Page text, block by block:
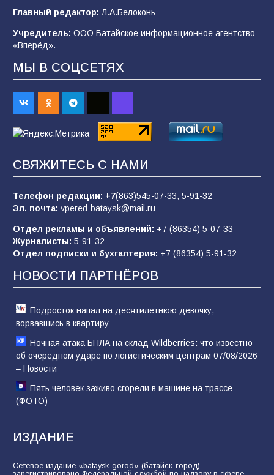
В Батайске продолжаются дорожные работы
98 04.08.2026
«Пургу нести — не поля переходить»: почему
заявления о мобилизации — это
пропагандистский вброс
01.08.2026
Будет ли мобилизация в России в 2026 году
86 06.08.2026
«Слухами Москву не возьмёшь»: почему
заявления Киева о мобилизации — это
отчаяние, а не разведка
81 02.08.2026
Главный редактор: Л.А.Белоконь
Учредитель: ООО Батайское информационное агентство
«Вперёд».
МЫ В СОЦСЕТЯХ
СВЯЖИТЕСЬ С НАМИ
Телефон редакции: +7(863)545-07-33, 5-91-32
Эл. почта: vpered-bataysk@mail.ru
Отдел рекламы и объявлений: +7 (86354) 5-07-33
Журналисты: 5-91-32
Отдел подписки и бухгалтерия: +7 (86354) 5-91-32
НОВОСТИ ПАРТНЁРОВ
Подросток напал на десятилетнюю девочку,
ворвавшись в квартиру
Ночная атака БПЛА на склад Wildberries: что известно
об очередном ударе по логистическим центрам 07/08/2026
– Новости
Пять человек заживо сгорели в машине на трассе
(ФОТО)
ИЗДАНИЕ
Сетевое издание «bataysk-gorod» (батайск-город)